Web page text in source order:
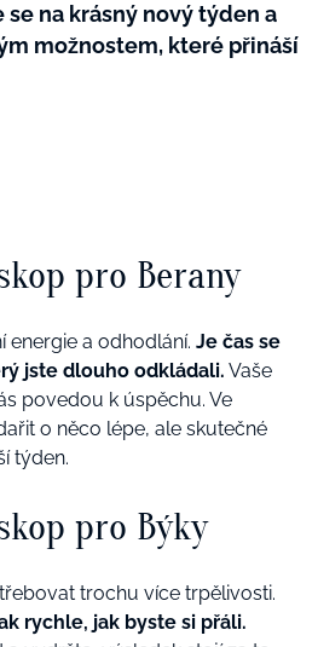
na krásný nový týden a
možnostem, které přináší
pro Berany
energie a odhodlání. Je čas se
jste dlouho odkládali. Vaše
povedou k úspěchu. Ve
o něco lépe, ale skutečné
týden.
pro Býky
trochu více trpělivosti.
rychle, jak byste si přáli.